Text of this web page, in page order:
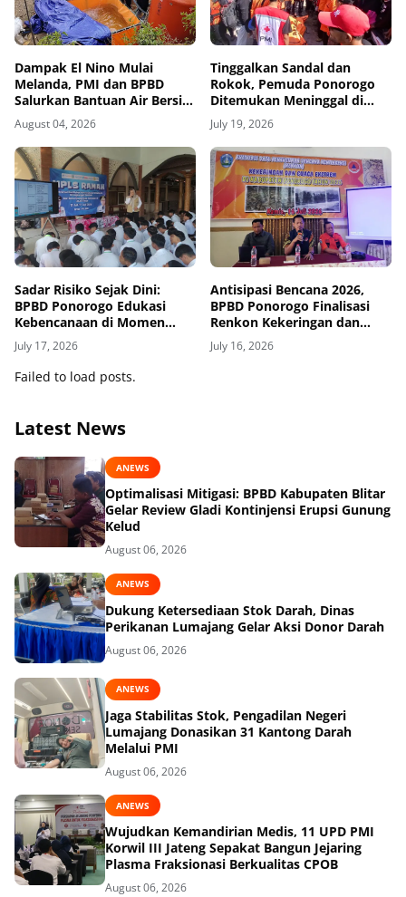
Dampak El Nino Mulai
Melanda, PMI dan BPBD
Salurkan Bantuan Air Bersih
ke Desa Terdampak di
Ponorogo
August 04, 2026
Tinggalkan Sandal dan
Rokok, Pemuda Ponorogo
Ditemukan Meninggal di
Dasar DAM Wilangan
July 19, 2026
Sadar Risiko Sejak Dini:
BPBD Ponorogo Edukasi
Kebencanaan di Momen
MPLS
July 17, 2026
Antisipasi Bencana 2026,
BPBD Ponorogo Finalisasi
Renkon Kekeringan dan
Cuaca Ekstrem
July 16, 2026
Failed to load posts.
Latest News
ANEWS
Optimalisasi Mitigasi: BPBD Kabupaten Blitar
Gelar Review Gladi Kontinjensi Erupsi Gunung
Kelud
August 06, 2026
ANEWS
Dukung Ketersediaan Stok Darah, Dinas
Perikanan Lumajang Gelar Aksi Donor Darah
August 06, 2026
ANEWS
Jaga Stabilitas Stok, Pengadilan Negeri
Lumajang Donasikan 31 Kantong Darah
Melalui PMI
August 06, 2026
ANEWS
Wujudkan Kemandirian Medis, 11 UPD PMI
Korwil III Jateng Sepakat Bangun Jejaring
Plasma Fraksionasi Berkualitas CPOB
August 06, 2026